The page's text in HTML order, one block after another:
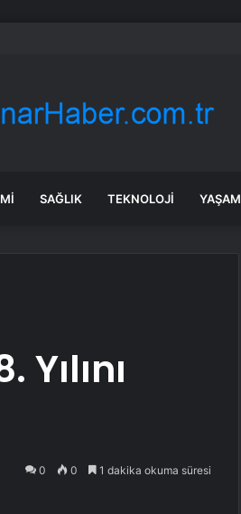
eri hayatını kaybetti
SAĞLIK TEKNOLOJI YAŞAM
0 0 1 dakika okuma süresi